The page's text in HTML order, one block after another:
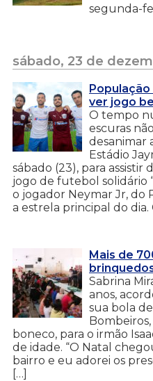
segunda-
sábado, 23 de
População
ver jogo
O tempo
escuras
desanimar
Estádio
sábado (23), para assistir
jogo de futebol solidário
o jogador Neymar Jr, do
a estrela principal do dia.
Mais de
Sabrina
anos,
sua bola
boneco, para o irmão
de idade. “O Natal
bairro e eu adorei os
[…]